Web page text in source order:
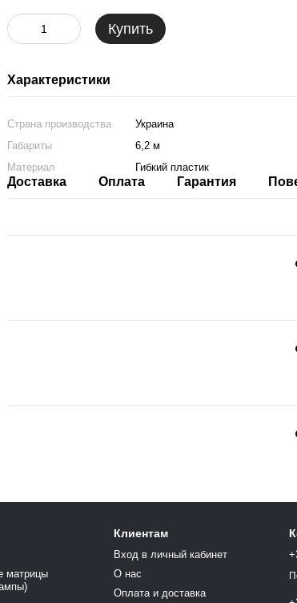
Купить
Характеристики
Страна производства
Украина
Габариты
6,2 м
Материал
Гибкий пластик
Доставка Оплата Гарантия
матрицы
Клиентам
Вход в личный кабинет
О нас
Оплата и доставка